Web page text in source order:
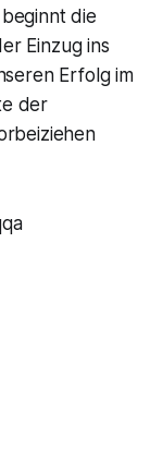
die
Einzug ins
Erfolg im
der